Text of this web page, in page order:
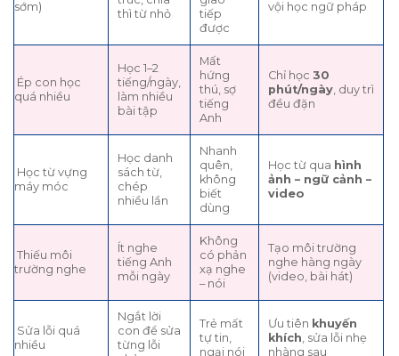
sớm)
thì từ nhỏ
tiếp
được
vội học ngữ pháp
Ép con học
quá nhiều
Học 1–2
tiếng/ngày,
làm nhiều
bài tập
Mất
hứng
thú, sợ
tiếng
Anh
Chỉ học 30
phút/ngày , duy trì
đều đặn
Học từ vựng
máy móc
Học danh
sách từ,
chép
nhiều lần
Nhanh
quên,
không
biết
dùng
Học từ qua hình
ảnh – ngữ cảnh –
video
Thiếu môi
trường nghe
Ít nghe
tiếng Anh
mỗi ngày
Không
có phản
xạ nghe
– nói
Tạo môi trường
nghe hàng ngày
(video, bài hát)
Sửa lỗi quá
nhiều
Ngắt lời
con để sửa
từng lỗi
Trẻ mất
tự tin,
ngại nói
Ưu tiên khuyến
khích , sửa lỗi nhẹ
nhàng sau